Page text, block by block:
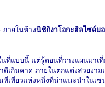
ภายในห้างนิชิกิงาโอกะฮิลไซด์ม
แบบนี้ แต่รู้ตอนที่วางแผนมาเที่
เกินคาด ภายในตกแต่งสวยงา
เที่ยวแห่งหนึ่งที่น่าแนะนำในเซ